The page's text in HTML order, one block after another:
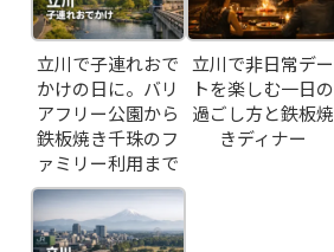
立川で子連れおで
かけの日に。バリ
アフリー公園から
鉄板焼き千珠のフ
ァミリー利用まで
立川で非日常デー
トを楽しむ一日の
過ごし方と鉄板焼
きディナー